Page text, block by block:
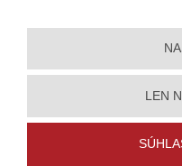
LEN
Vyhlásenie o prístupnosti |